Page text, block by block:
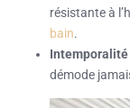
résistante à
bain.
Intemporalité
démode